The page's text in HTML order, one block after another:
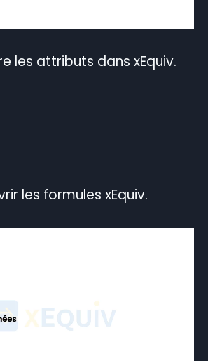
les attributs dans xEquiv.
les formules xEquiv.